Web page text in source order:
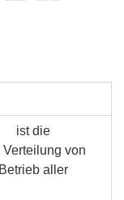
ist die
von
aller